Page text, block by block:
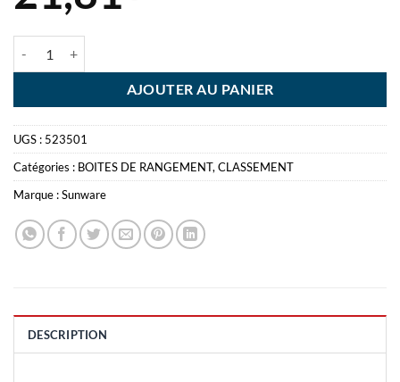
AJOUTER AU PANIER
UGS : 523501
Catégories : BOITES DE RANGEMENT,CLASSEMENT
Marque :Sunware
DESCRIPTION